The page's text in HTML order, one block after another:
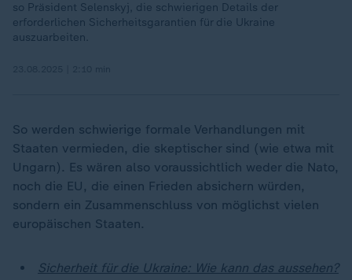
so Präsident Selenskyj, die schwierigen Details der
erforderlichen Sicherheitsgarantien für die Ukraine
auszuarbeiten.
So werden schwierige formale Verhandlungen mit
Staaten vermieden, die skeptischer sind (wie etwa mit
Ungarn). Es wären also voraussichtlich weder die Nato,
noch die EU, die einen Frieden absichern würden,
sondern ein Zusammenschluss von möglichst vielen
europäischen Staaten.
Sicherheit für die Ukraine: Wie kann das aussehen?